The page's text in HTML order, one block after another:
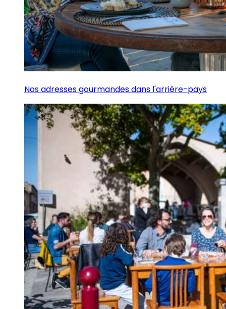
Nos adresses gourmandes dans l'arrière-pays